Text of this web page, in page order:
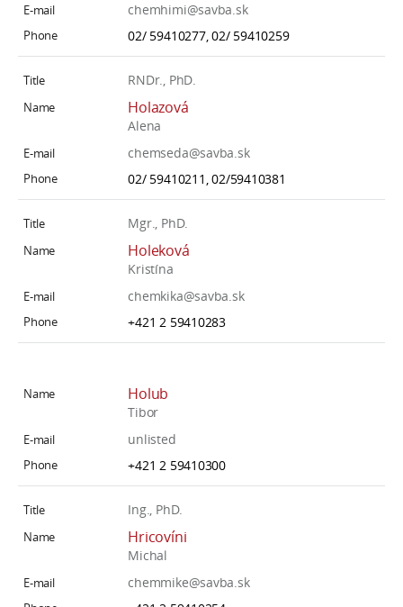
chemhimi@savba.sk
02/ 59410277, 02/ 59410259
RNDr., PhD.
Holazová
Alena
chemseda@savba.sk
02/ 59410211, 02/59410381
Mgr., PhD.
Holeková
Kristína
chemkika@savba.sk
+421 2 59410283
Holub
Tibor
unlisted
+421 2 59410300
Ing., PhD.
Hricovíni
Michal
chemmike@savba.sk